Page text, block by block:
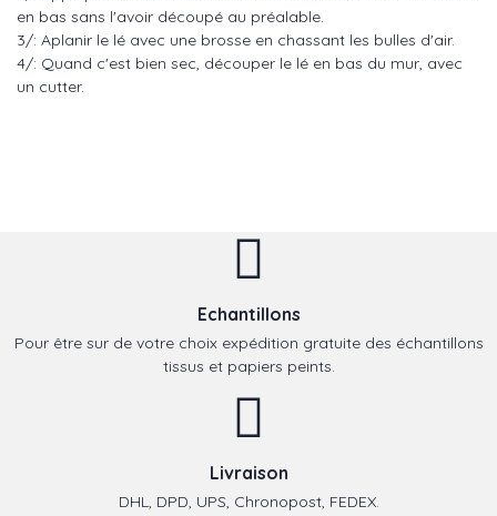
en bas sans l'avoir découpé au préalable.
3/: Aplanir le lé avec une brosse en chassant les bulles d'air.
4/: Quand c'est bien sec, découper le lé en bas du mur, avec
un cutter.
Echantillons
Pour être sur de votre choix expédition gratuite des échantillons
tissus et papiers peints.
Livraison
DHL, DPD, UPS, Chronopost, FEDEX.